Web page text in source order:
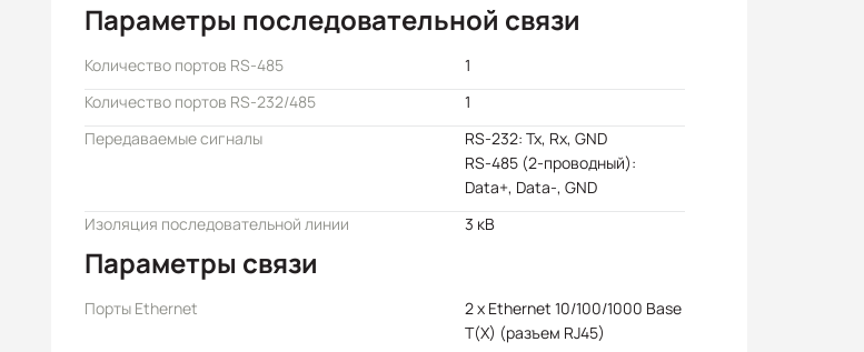
Параметры последовательной связи
Количество портов RS-485
1
Количество портов RS-232/485
1
Передаваемые сигналы
RS-232: Tx, Rx, GND
RS-485 (2-проводный):
Data+, Data-, GND
Изоляция последовательной линии
3 кВ
Параметры связи
Порты Ethernet
2 x Ethernet 10/100/1000 Base
T(X) (разъем RJ45)